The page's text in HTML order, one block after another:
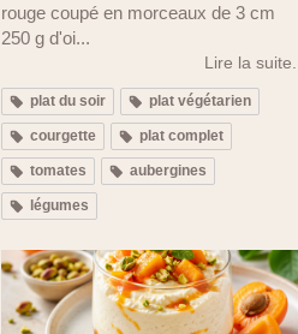
rouge coupé en morceaux de 3 cm
250 g d'oi...
Lire la suite...
plat du soir plat végétarien
courgette plat complet
tomates aubergines
légumes